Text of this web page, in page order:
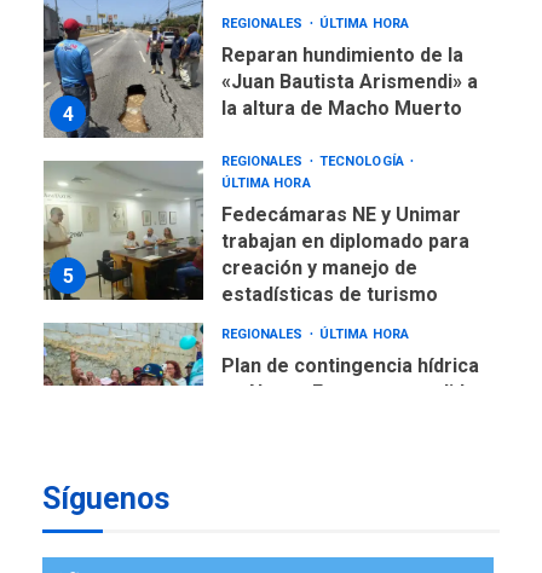
4
REGIONALES ÚLTIMA HORA
Reparan hundimiento de la
«Juan Bautista Arismendi» a
la altura de Macho Muerto
5
REGIONALES
TECNOLOGÍA
ÚLTIMA HORA
Fedecámaras NE y Unimar
trabajan en diplomado para
creación y manejo de
estadísticas de turismo
REGIONALES ÚLTIMA HORA
Plan de contingencia hídrica
en Nueva Esparta consolida
Síguenos